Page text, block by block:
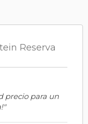
Reserva
precio para un